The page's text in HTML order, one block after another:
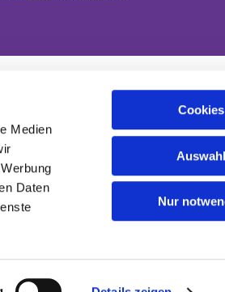
Medien
Daten
Nur